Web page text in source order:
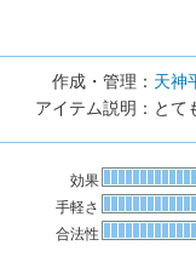
作成・管理： 天神
アイテム説明： とて
効果
手軽さ
合法性